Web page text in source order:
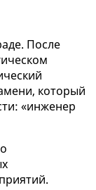
После
который
«инженер